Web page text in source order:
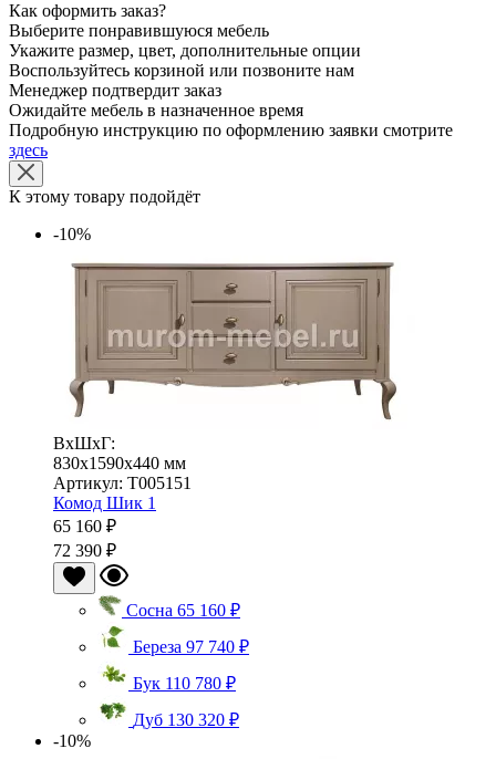
Как оформить заказ?
Выберите понравившуюся мебель
Укажите размер, цвет, дополнительные опции
Воспользуйтесь корзиной или позвоните нам
Менеджер подтвердит заказ
Ожидайте мебель в назначенное время
Подробную инструкцию по оформлению заявки смотрите
здесь
К этому товару подойдёт
-10%
ВхШхГ:
830x1590x440 мм
Артикул: Т005151
Комод Шик 1
65 160 ₽
72 390 ₽
Сосна 65 160 ₽
Береза 97 740 ₽
Бук 110 780 ₽
Дуб 130 320 ₽
-10%